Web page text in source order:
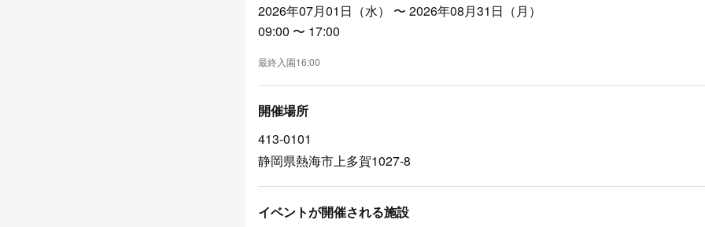
2026年07月01日（水） 〜 2026年08月31日（月）
09:00 〜 17:00
最終入園16:00
開催場所
413-0101
静岡県熱海市上多賀1027-8
イベントが開催される施設